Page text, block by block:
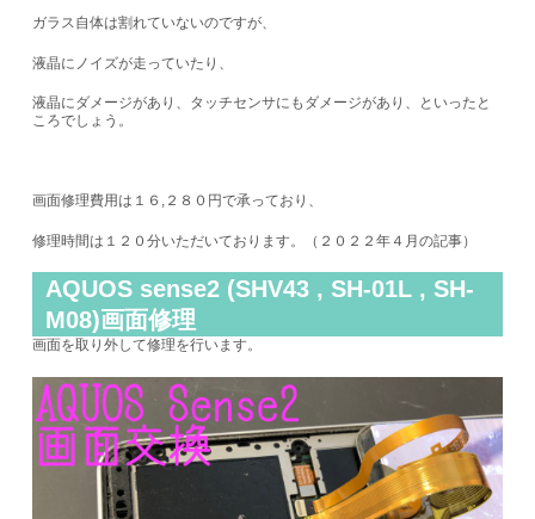
ガラス自体は割れていないのですが、
液晶にノイズが走っていたり、
液晶にダメージがあり、タッチセンサにもダメージがあり、といったと
ころでしょう。
画面修理費用は１６,２８０円で承っており、
修理時間は１２０分いただいております。（２０２２年４月の記事）
AQUOS sense2 (SHV43 , SH-01L , SH-
M08)画面修理
画面を取り外して修理を行います。